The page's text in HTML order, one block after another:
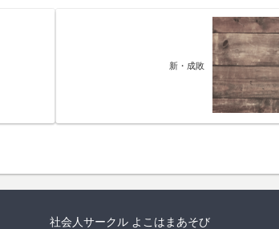
新・成敗
社会人サークル よこはまあそび